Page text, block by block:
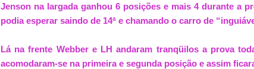
Jenson na largada ganhou 6 posições e mais 4 durante a
podia esperar saindo de 14ª e chamando o carro de
Lá na frente Webber e LH andaram tranqüilos a prova
acomodaram-se na primeira e segunda posição e assim